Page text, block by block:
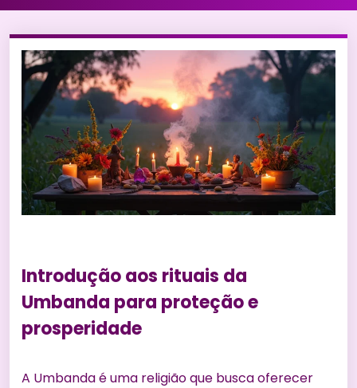
Introdução aos rituais da
Umbanda para proteção e
prosperidade
A Umbanda é uma religião que busca oferecer